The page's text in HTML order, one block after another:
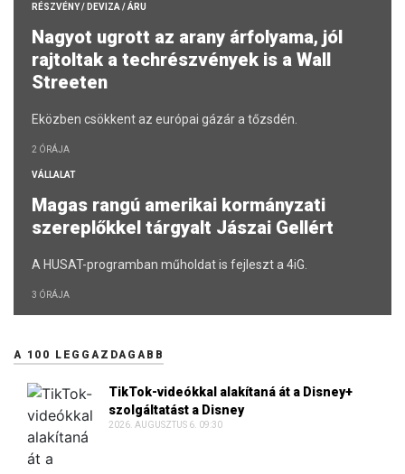
RÉSZVÉNY / DEVIZA / ÁRU
Nagyot ugrott az arany árfolyama, jól
rajtoltak a techrészvények is a Wall
Streeten
Eközben csökkent az európai gázár a tőzsdén.
2 ÓRÁJA
VÁLLALAT
Magas rangú amerikai kormányzati
szereplőkkel tárgyalt Jászai Gellért
A HUSAT-programban műholdat is fejleszt a 4iG.
3 ÓRÁJA
A 100 LEGGAZDAGABB
TikTok-videókkal alakítaná át a Disney+
szolgáltatást a Disney
2026. AUGUSZTUS 6. 09:30